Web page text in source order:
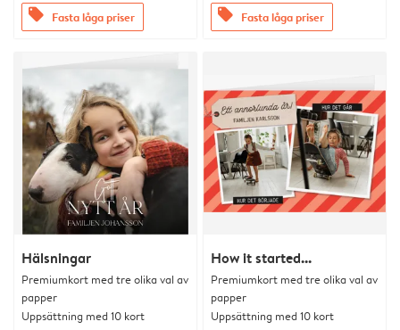
offers Fasta låga priser offers Fasta låga priser
Hälsningar
Premiumkort med tre olika val av
papper
Uppsättning med 10 kort
How it started...
Premiumkort med tre olika val av
papper
Uppsättning med 10 kort